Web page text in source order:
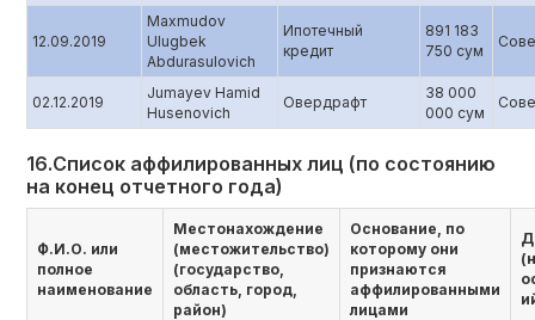
12.09.2019
Maxmudov
Ulugbek
Abdurasulovich
Ипотечный
кредит
891 183
750 сум
02.12.2019
Jumayev Hamid
Husenovich
Овердрафт
38 000
000 сум
16.Список аффилированных лиц (по состоянию
на конец отчетного года)
Ф.И.О. или
полное
наименование
Местонахождение
(местожительство)
(государство,
область, город,
район)
Основание, по
которому они
признаются
аффилированными
лицами